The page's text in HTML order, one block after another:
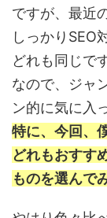
ですが、最近
しっかりSEO
どれも同じです
なので、ジャ
ン的に気に入
特に、今回、
どれもおすす
ものを選んで